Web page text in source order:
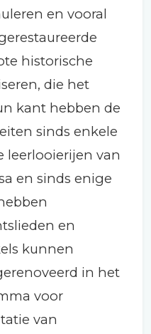
en vooral
historische
die het
kant hebben de
sinds enkele
leerlooierijen van
en sinds enige
en
kunnen
in het
voor
van